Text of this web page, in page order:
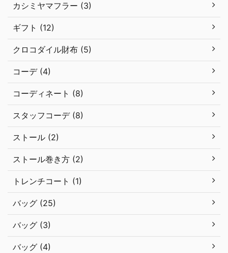
カシミヤマフラー (3)
ギフト (12)
クロコダイル財布 (5)
コーデ (4)
コーディネート (8)
スタッフコーデ (8)
ストール (2)
ストール巻き方 (2)
トレンチコート (1)
バッグ (25)
バッグ (3)
バッグ (4)